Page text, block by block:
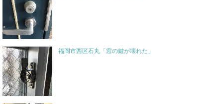
福岡市西区石丸「窓の鍵が壊れた」